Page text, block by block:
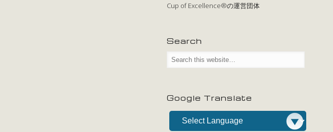
Cup of Excellence®の運営団体
Search
Google Translate